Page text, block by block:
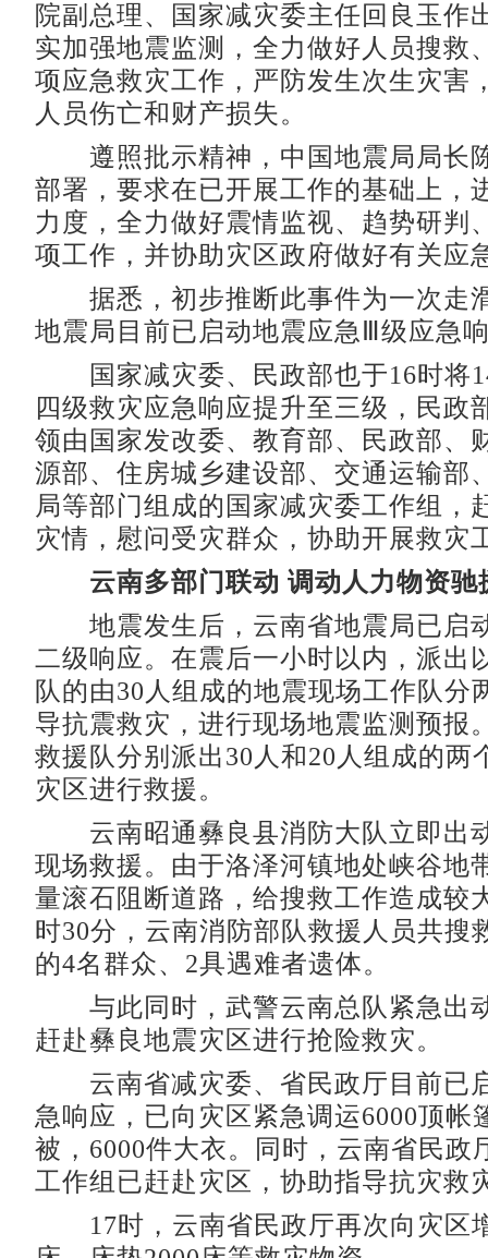
院副总理、国家减灾委主任回良玉作
实加强地震监测，全力做好人员搜救
项应急救灾工作，严防发生次生灾害
人员伤亡和财产损失。
遵照批示精神，中国地震局局长
部署，要求在已开展工作的基础上，
力度，全力做好震情监视、趋势研判
项工作，并协助灾区政府做好有关应
据悉，初步推断此事件为一次走
地震局目前已启动地震应急Ⅲ级应急
国家减灾委、民政部也于16时将
四级救灾应急响应提升至三级，民政
领由国家发改委、教育部、民政部、
源部、住房城乡建设部、交通运输部
局等部门组成的国家减灾委工作组，
灾情，慰问受灾群众，协助开展救灾
云南多部门联动 调动人力物资驰
地震发生后，云南省地震局已启
二级响应。在震后一小时以内，派出
队的由30人组成的地震现场工作队分
导抗震救灾，进行现场地震监测预报
救援队分别派出30人和20人组成的两
灾区进行救援。
云南昭通彝良县消防大队立即出
现场救援。由于洛泽河镇地处峡谷地
量滚石阻断道路，给搜救工作造成较
时30分，云南消防部队救援人员共搜
的4名群众、2具遇难者遗体。
与此同时，武警云南总队紧急出
赶赴彝良地震灾区进行抢险救灾。
云南省减灾委、省民政厅目前已
急响应，已向灾区紧急调运6000顶帐
被，6000件大衣。同时，云南省民政
工作组已赶赴灾区，协助指导抗灾救
17时，云南省民政厅再次向灾区